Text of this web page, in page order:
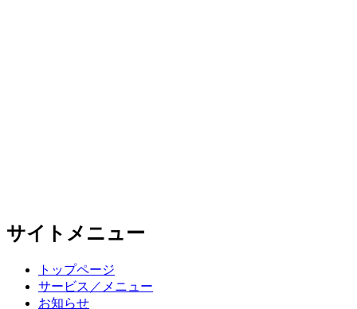
サイトメニュー
トップページ
サービス／メニュー
お知らせ